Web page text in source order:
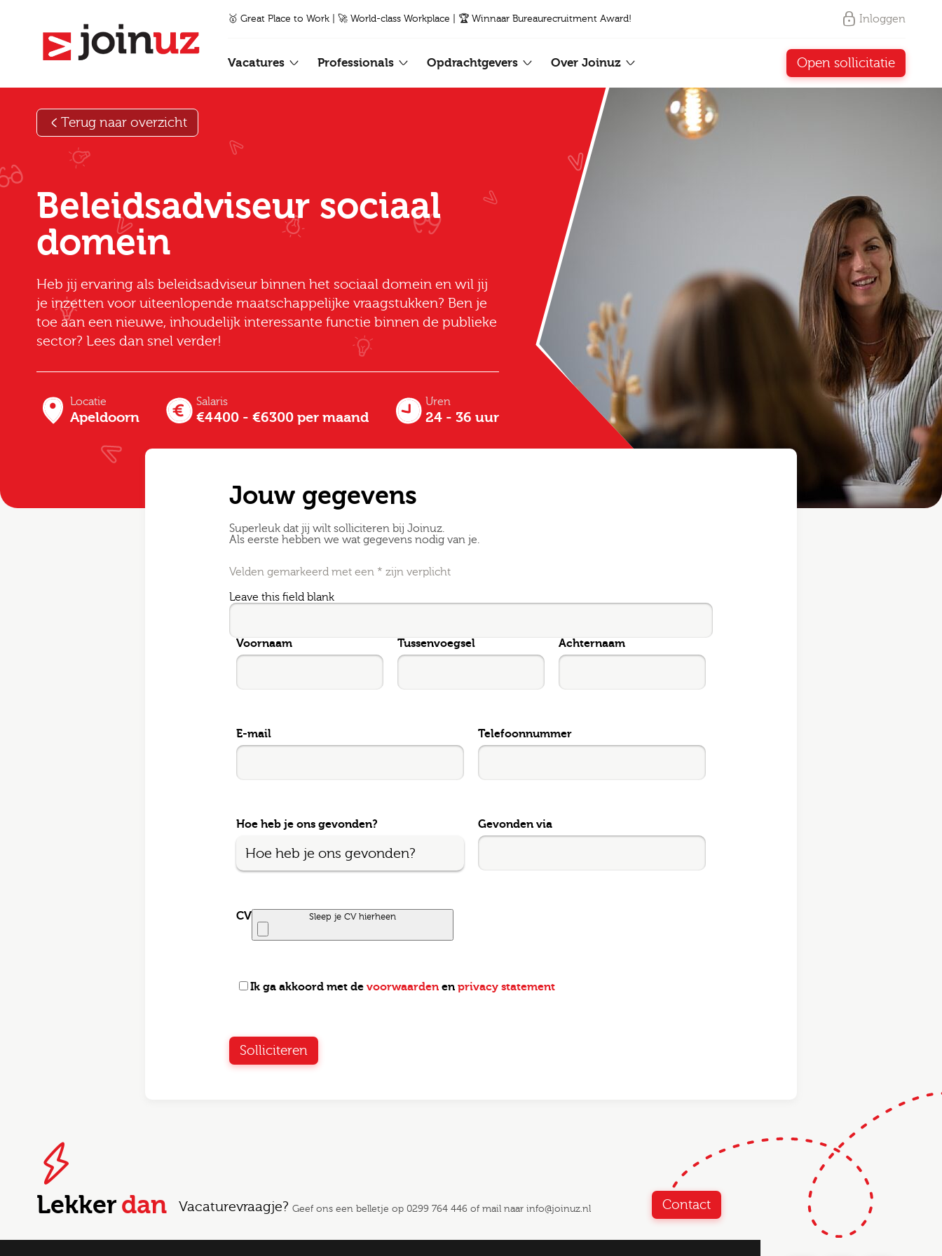
🥇 Great Place to Work | 🚀 World-class Workplace | 🏆 Winnaar Bureaurecruitment Award! Inloggen
Vacatures Professionals Opdrachtgevers Over Joinuz Open sollicitatie
Terug naar overzicht
Beleidsadviseur sociaal
domein
Heb jij ervaring als beleidsadviseur binnen het sociaal domein en wil jij
je inzetten voor uiteenlopende maatschappelijke vraagstukken? Ben je
toe aan een nieuwe, inhoudelijk interessante functie binnen de publieke
sector? Lees dan snel verder!
Locatie
Apeldoorn
Salaris
€4400 - €6300 per maand
Uren
24 - 36 uur
Jouw gegevens
Superleuk dat jij wilt solliciteren bij Joinuz.
Als eerste hebben we wat gegevens nodig van je.
Velden gemarkeerd met een * zijn verplicht
Leave this field blank
Voornaam Tussenvoegsel Achternaam
E-mail Telefoonnummer
Hoe heb je ons gevonden? Gevonden via
CV Sleep je CV hierheen
Ik ga akkoord met de voorwaarden en privacy statement
Solliciteren
Lekkerdan Vacaturevraagje? Geef ons een belletje op 0299 764 446 of mail naar info@joinuz.nl Contact
Altijd als 1e op de hoogte van de
alert aanmaakt!
E-mail
Ik ga akkoord met hetprivacy statement